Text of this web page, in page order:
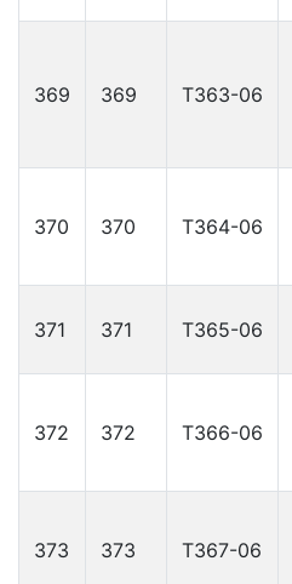
369 369 Т363-06
370 370 Т364-06
371 371 Т365-06
372 372 Т366-06
373 373 Т367-06